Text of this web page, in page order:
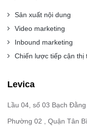
Sản xuất nội dung
Video marketing
Inbound marketing
Chiến lược tiếp cận thị
Levica
Lầu 04, số 03 Bạch Đằng
Phường 02 , Quận Tân